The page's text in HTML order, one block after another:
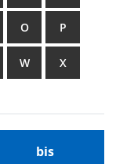
O P
W X
bis